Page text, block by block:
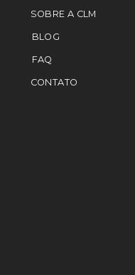
SOBRE A CLM
BLOG
FAQ
CONTATO